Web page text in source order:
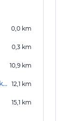
0,0 km
0,3 km
10,9 km
Naturschutzgebiet Gernsdorfer Weidekämpe 12,1 km
15,1 km